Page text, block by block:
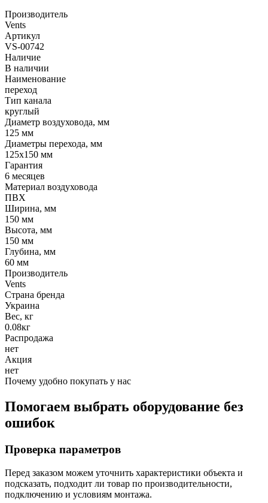
Производитель
Vents
Артикул
VS-00742
Наличие
В наличии
Наименование
переход
Тип канала
круглый
Диаметр воздуховода, мм
125 мм
Диаметры перехода, мм
125x150 мм
Гарантия
6 месяцев
Материал воздуховода
ПВХ
Ширина, мм
150 мм
Высота, мм
150 мм
Глубина, мм
60 мм
Производитель
Vents
Страна бренда
Украина
Вес, кг
0.08кг
Распродажа
нет
Акция
нет
Почему удобно покупать у нас
Помогаем выбрать оборудование без
ошибок
Проверка параметров
Перед заказом можем уточнить характеристики объекта и
подсказать, подходит ли товар по производительности,
подключению и условиям монтажа.